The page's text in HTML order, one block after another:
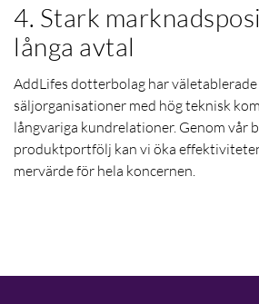
4. Stark
långa avtal
AddLifes dotterbolag har väletablerade
säljorganisationer med hög teknisk
långvariga kundrelationer. Genom vår
produktportfölj kan vi öka
mervärde för hela koncernen.